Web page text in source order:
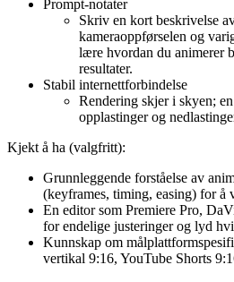
Prompt-notater
Skriv en kort beskrivelse
kameraoppførselen og
lære hvordan du animerer
resultater.
Stabil internettforbindelse
Rendering skjer i skyen;
opplastinger og
Kjekt å ha (valgfritt):
Grunnleggende forståelse av
(keyframes, timing, easing) for å
En editor som Premiere Pro,
for endelige justeringer og lyd
Kunnskap om
vertikal 9:16, YouTube Shorts